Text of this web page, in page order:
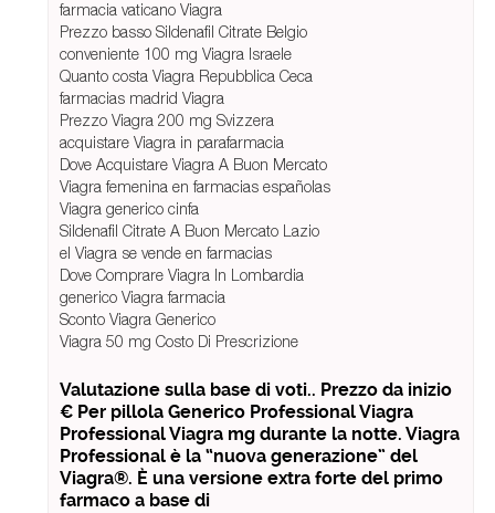
farmacia vaticano Viagra
Prezzo basso Sildenafil Citrate Belgio
conveniente 100 mg Viagra Israele
Quanto costa Viagra Repubblica Ceca
farmacias madrid Viagra
Prezzo Viagra 200 mg Svizzera
acquistare Viagra in parafarmacia
Dove Acquistare Viagra A Buon Mercato
Viagra femenina en farmacias españolas
Viagra generico cinfa
Sildenafil Citrate A Buon Mercato Lazio
el Viagra se vende en farmacias
Dove Comprare Viagra In Lombardia
generico Viagra farmacia
Sconto Viagra Generico
Viagra 50 mg Costo Di Prescrizione
Valutazione sulla base di voti.. Prezzo da inizio
€ Per pillola Generico Professional Viagra
Professional Viagra mg durante la notte. Viagra
Professional è la “nuova generazione” del
Viagra®. È una versione extra forte del primo
farmaco a base di